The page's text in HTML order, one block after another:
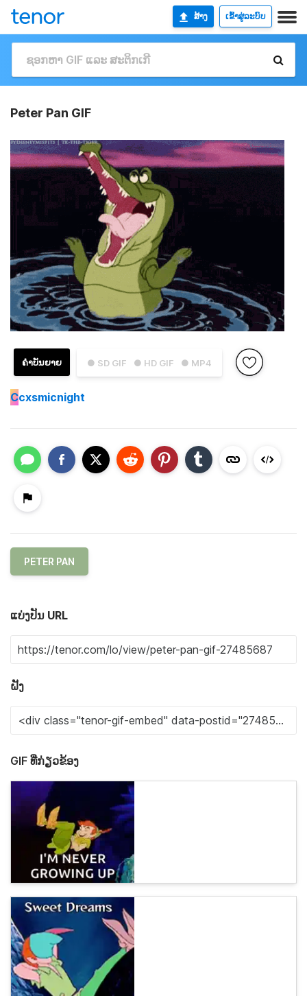
ສ້າງ ເຂົ້າສູ່ລະບົບ
Peter Pan GIF
● SD GIF ● HD GIF ● MP4
ຄຳບັນຍາຍ
Ccxsmicnight
PETER PAN
ແບ່ງປັນ URL
ຝັງ
GIF ທີ່ກ່ຽວຂ້ອງ